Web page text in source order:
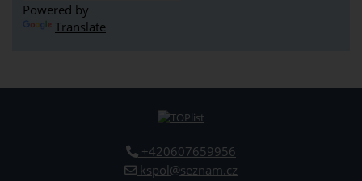
Powered by
Translate
+420607659956
kspol@seznam.cz